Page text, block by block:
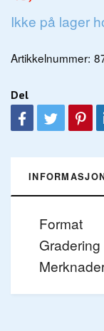
Ikke på lager
Artikkelnummer:
Del
Format
Gradering